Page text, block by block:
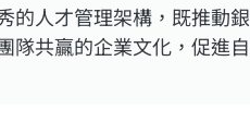
的人才管理架構，既推動
隊共贏的企業文化，促進